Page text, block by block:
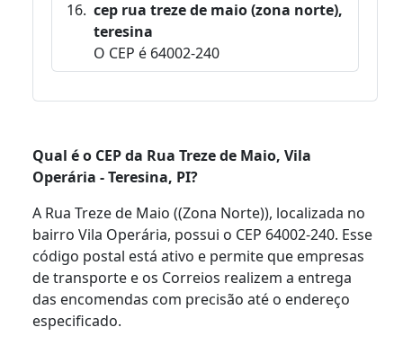
cep rua treze de maio (zona norte),
teresina
O CEP é 64002-240
Qual é o CEP da Rua Treze de Maio, Vila
Operária - Teresina, PI?
A Rua Treze de Maio ((Zona Norte)), localizada no
bairro Vila Operária, possui o CEP 64002-240. Esse
código postal está ativo e permite que empresas
de transporte e os Correios realizem a entrega
das encomendas com precisão até o endereço
especificado.